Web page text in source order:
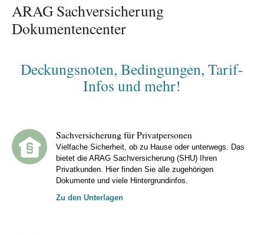
ARAG Sachversicherung
Dokumentencenter
Deckungsnoten, Bedingungen, Tarif-
Infos und mehr!
Sachversicherung für Privatpersonen
Vielfache Sicherheit, ob zu Hause oder unterwegs. Das
bietet die ARAG Sachversicherung (SHU) Ihren
Privatkunden. Hier finden Sie alle zugehörigen
Dokumente und viele Hintergrundinfos.
Zu den Unterlagen